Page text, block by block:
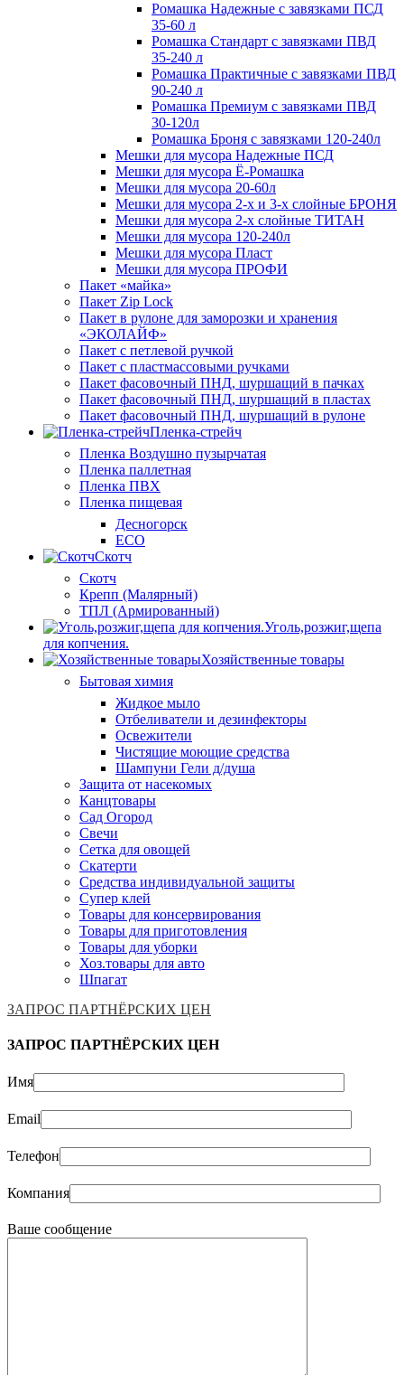
Ромашка Надежные с завязками ПСД
35-60 л
Ромашка Стандарт с завязками ПВД
35-240 л
Ромашка Практичные с завязками ПВД
90-240 л
Ромашка Премиум с завязками ПВД
30-120л
Ромашка Броня с завязками 120-240л
Мешки для мусора Надежные ПСД
Мешки для мусора Ё-Ромашка
Мешки для мусора 20-60л
Мешки для мусора 2-х и 3-х слойные БРОНЯ
Мешки для мусора 2-х слойные ТИТАН
Мешки для мусора 120-240л
Мешки для мусора Пласт
Мешки для мусора ПРОФИ
Пакет «майка»
Пакет Zip Lock
Пакет в рулоне для заморозки и хранения
«ЭКОЛАЙФ»
Пакет с петлевой ручкой
Пакет с пластмассовыми ручками
Пакет фасовочный ПНД, шуршащий в пачках
Пакет фасовочный ПНД, шуршащий в пластах
Пакет фасовочный ПНД, шуршащий в рулоне
Пленка-стрейч
Пленка Воздушно пузырчатая
Пленка паллетная
Пленка ПВХ
Пленка пищевая
Десногорск
ECO
Скотч
Скотч
Крепп (Малярный)
ТПЛ (Армированный)
Уголь,розжиг,щепа
для копчения.
Хозяйственные товары
Бытовая химия
Жидкое мыло
Отбеливатели и дезинфекторы
Освежители
Чистящие моющие средства
Шампуни Гели д/душа
Защита от насекомых
Канцтовары
Сад Огород
Свечи
Сетка для овощей
Скатерти
Средства индивидуальной защиты
Супер клей
Товары для консервирования
Товары для приготовления
Товары для уборки
Хоз.товары для авто
Шпагат
ЗАПРОС ПАРТНЁРСКИХ ЦЕН
ЗАПРОС ПАРТНЁРСКИХ ЦЕН
Имя
Email
Телефон
Компания
Ваше сообщение